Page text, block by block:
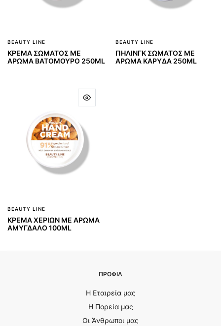
BEAUTY LINE
ΚΡΕΜΑ ΣΩΜΑΤΟΣ ΜΕ
ΑΡΩΜΑ ΒΑΤΟΜΟΥΡΟ 250ML
BEAUTY LINE
ΠΗΛΙΝΓΚ ΣΩΜΑΤΟΣ ΜΕ
ΑΡΩΜΑ ΚΑΡΥΔΑ 250ML
BEAUTY LINE
ΚΡΕΜΑ ΧΕΡΙΩΝ ΜΕ ΑΡΩΜΑ
ΑΜΥΓΔΑΛΟ 100ML
ΠΡΟΦΙΛ
Η Εταιρεία μας
Η Πορεία μας
Οι Άνθρωποι μας